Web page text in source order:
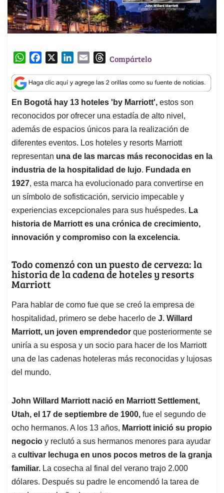
W
a
t
s
A
p
p
c
e
b
o
o
k
n
k
e
d
I
n
a
i
l
T
r
e
a
d
s
Compártelo
En Bogotá hay 13 hoteles 'by Marriott', estos son
reconocidos por ofrecer una estadía de alto nivel,
además de espacios únicos para la realización de
diferentes eventos. Los hoteles y resorts Marriott
representan una de las marcas más reconocidas en la
industria de la hospitalidad de lujo. Fundada en
1927, esta marca ha evolucionado para convertirse en
un símbolo de sofisticación, servicio impecable y
experiencias excepcionales para sus huéspedes. La
historia de Marriott es una crónica de crecimiento,
innovación y compromiso con la excelencia.
Todo comenzó con un puesto de cerveza: la
historia de la cadena de hoteles y resorts
Marriott
Para hablar de como fue que se creó la empresa de
hospitalidad, primero se debe hacerlo de J. Willard
Marriott, un joven emprendedor que posteriormente se
uniría a su esposa y un socio para hacer de los Marriott
una de las cadenas hoteleras más reconocidas y lujosas
del mundo.
John Willard Marriott nació en Marriott Settlement,
Utah, el 17 de septiembre de 1900, fue el segundo de
ocho hermanos. A los 13 años, Marriott inició su propio
negocio y reclutó a sus hermanos menores para ayudar
a cultivar lechuga en unos pocos metros de la granja
familiar. La cosecha al final del verano trajo 2.000
dólares. Después su padre le encomendó la tarea de